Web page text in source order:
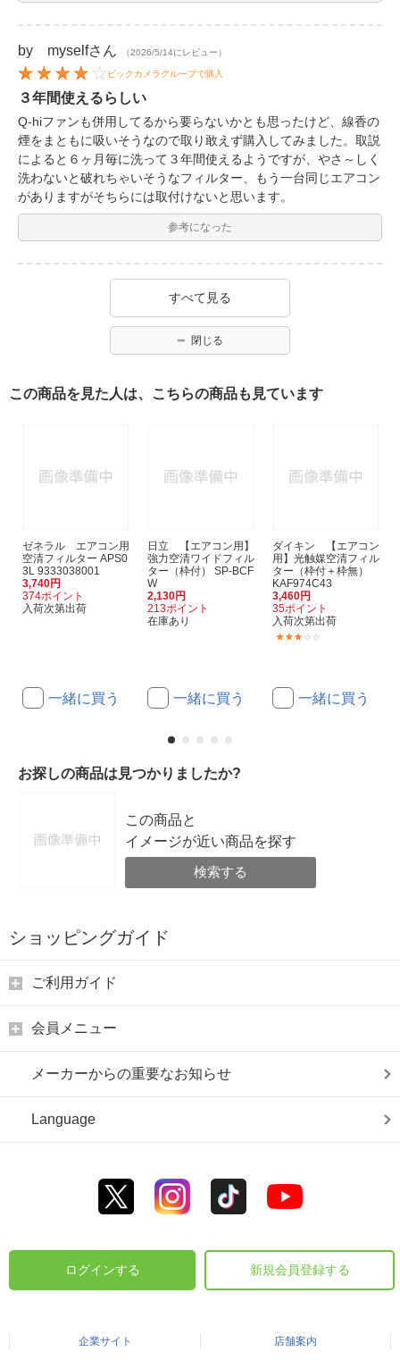
by myselfさん （2026/5/14にレビュー）
ビックカメラグループで購入
３年間使えるらしい
Q-hiファンも併用してるから要らないかとも思ったけど、線香の
煙をまともに吸いそうなので取り敢えず購入してみました。取説
によると６ヶ月毎に洗って３年間使えるようですが、やさ～しく
洗わないと破れちゃいそうなフィルター、もう一台同じエアコン
がありますがそちらには取付けないと思います。
参考になった
すべて見る
閉じる
この商品を見た人は、こちらの商品も見ています
ゼネラル エアコン用
空清フィルター APS0
3L 9333038001
3,740円
374ポイント
入荷次第出荷
一緒に買う
日立 【エアコン用】
強力空清ワイドフィル
ター（枠付） SP-BCF
W
2,130円
213ポイント
在庫あり
一緒に買う
ダイキン 【エアコン
用】光触媒空清フィル
ター（枠付＋枠無）
KAF974C43
3,460円
35ポイント
入荷次第出荷
一緒に買う
お探しの商品は見つかりましたか?
この商品と
イメージが近い商品を探す
検索する
ショッピングガイド
ご利用ガイド
会員メニュー
メーカーからの重要なお知らせ
Language
ログインする 新規会員登録する
企業サイト 店舗案内